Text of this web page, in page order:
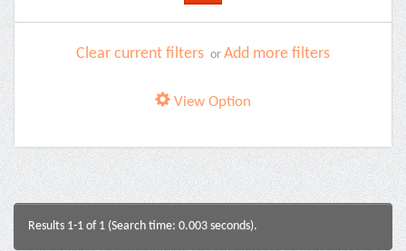
Clear current filters or Add more filters
View Option
Results 1-1 of 1 (Search time: 0.003 seconds).